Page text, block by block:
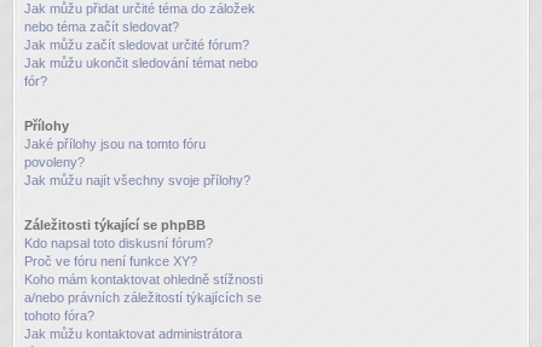
Jak můžu přidat určité téma do záložek
nebo téma začít sledovat?
Jak můžu začít sledovat určité fórum?
Jak můžu ukončit sledování témat nebo
fór?
Přílohy
Jaké přílohy jsou na tomto fóru
povoleny?
Jak můžu najít všechny svoje přílohy?
Záležitosti týkající se phpBB
Kdo napsal toto diskusní fórum?
Proč ve fóru není funkce XY?
Koho mám kontaktovat ohledně stížnosti
a/nebo právních záležitostí týkajících se
tohoto fóra?
Jak můžu kontaktovat administrátora